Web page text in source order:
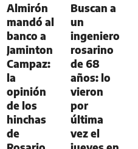
Almirón
mandó al
banco a
Jaminton
Campaz:
la
opinión
de los
hinchas
de
Buscan a
un
ingeniero
rosarino
de 68
años: lo
vieron
por
última
vez el